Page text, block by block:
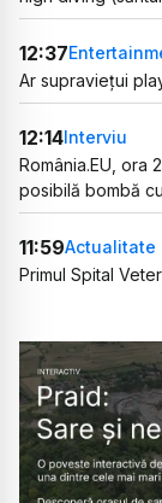
12:37
Ar supraviețui
12:14Interviu
România.EU, ora
posibilă bombă
11:59Actualitate
Primul Spital